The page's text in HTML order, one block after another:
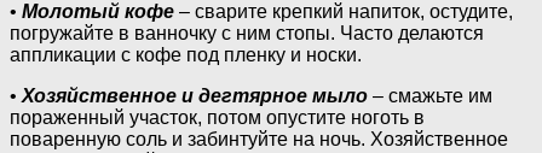
• Молотый кофе – сварите крепкий напиток, остудите,
погружайте в ванночку с ним стопы. Часто делаются
аппликации с кофе под пленку и носки.
• Хозяйственное и дегтярное мыло – смажьте им
пораженный участок, потом опустите ноготь в
поваренную соль и забинтуйте на ночь. Хозяйственное